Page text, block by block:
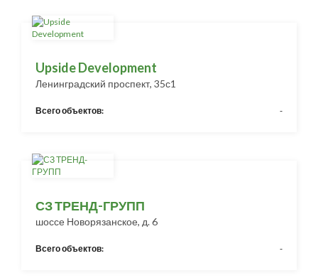
Upside Development
Ленинградский проспект, 35с1
Всего объектов: -
СЗ ТРЕНД-ГРУПП
шоссе Новорязанское, д. 6
Всего объектов: -